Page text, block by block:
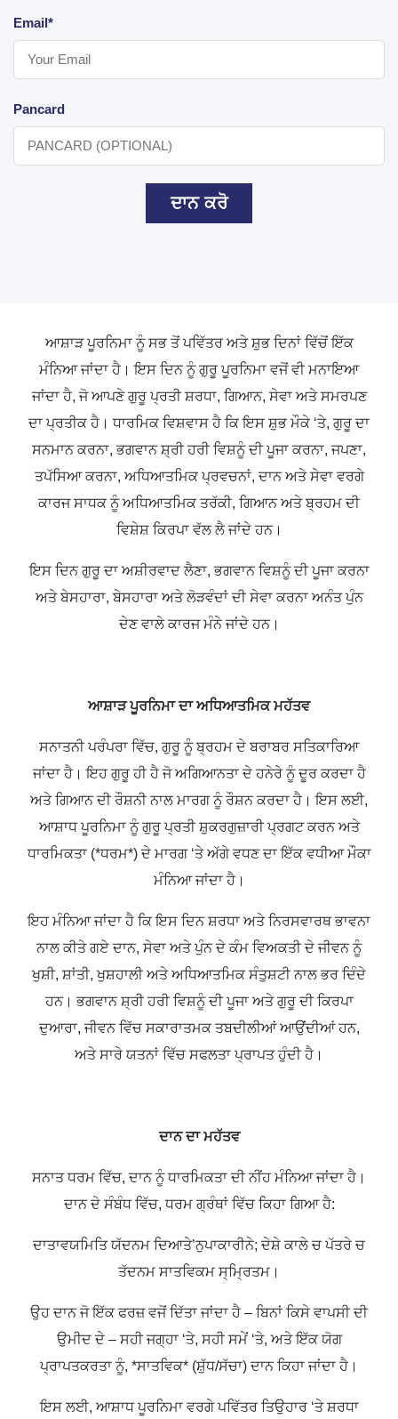
Email*
Pancard
ਦਾਨ ਕਰੋ
ਆਸ਼ਾੜ ਪੂਰਨਿਮਾ ਨੂੰ ਸਭ ਤੋਂ ਪਵਿੱਤਰ ਅਤੇ ਸ਼ੁਭ ਦਿਨਾਂ ਵਿੱਚੋਂ ਇੱਕ
ਮੰਨਿਆ ਜਾਂਦਾ ਹੈ। ਇਸ ਦਿਨ ਨੂੰ ਗੁਰੂ ਪੂਰਨਿਮਾ ਵਜੋਂ ਵੀ ਮਨਾਇਆ
ਜਾਂਦਾ ਹੈ, ਜੋ ਆਪਣੇ ਗੁਰੂ ਪ੍ਰਤੀ ਸ਼ਰਧਾ, ਗਿਆਨ, ਸੇਵਾ ਅਤੇ ਸਮਰਪਣ
ਦਾ ਪ੍ਰਤੀਕ ਹੈ। ਧਾਰਮਿਕ ਵਿਸ਼ਵਾਸ ਹੈ ਕਿ ਇਸ ਸ਼ੁਭ ਮੌਕੇ ‘ਤੇ, ਗੁਰੂ ਦਾ
ਸਨਮਾਨ ਕਰਨਾ, ਭਗਵਾਨ ਸ਼੍ਰੀ ਹਰੀ ਵਿਸ਼ਨੂੰ ਦੀ ਪੂਜਾ ਕਰਨਾ, ਜਪਣਾ,
ਤਪੱਸਿਆ ਕਰਨਾ, ਅਧਿਆਤਮਿਕ ਪ੍ਰਵਚਨਾਂ, ਦਾਨ ਅਤੇ ਸੇਵਾ ਵਰਗੇ
ਕਾਰਜ ਸਾਧਕ ਨੂੰ ਅਧਿਆਤਮਿਕ ਤਰੱਕੀ, ਗਿਆਨ ਅਤੇ ਬ੍ਰਹਮ ਦੀ
ਵਿਸ਼ੇਸ਼ ਕਿਰਪਾ ਵੱਲ ਲੈ ਜਾਂਦੇ ਹਨ।
ਇਸ ਦਿਨ ਗੁਰੂ ਦਾ ਅਸ਼ੀਰਵਾਦ ਲੈਣਾ, ਭਗਵਾਨ ਵਿਸ਼ਨੂੰ ਦੀ ਪੂਜਾ ਕਰਨਾ
ਅਤੇ ਬੇਸਹਾਰਾ, ਬੇਸਹਾਰਾ ਅਤੇ ਲੋੜਵੰਦਾਂ ਦੀ ਸੇਵਾ ਕਰਨਾ ਅਨੰਤ ਪੁੰਨ
ਦੇਣ ਵਾਲੇ ਕਾਰਜ ਮੰਨੇ ਜਾਂਦੇ ਹਨ।
ਆਸ਼ਾੜ ਪੂਰਨਿਮਾ ਦਾ ਅਧਿਆਤਮਿਕ ਮਹੱਤਵ
ਸਨਾਤਨੀ ਪਰੰਪਰਾ ਵਿੱਚ, ਗੁਰੂ ਨੂੰ ਬ੍ਰਹਮ ਦੇ ਬਰਾਬਰ ਸਤਿਕਾਰਿਆ
ਜਾਂਦਾ ਹੈ। ਇਹ ਗੁਰੂ ਹੀ ਹੈ ਜੋ ਅਗਿਆਨਤਾ ਦੇ ਹਨੇਰੇ ਨੂੰ ਦੂਰ ਕਰਦਾ ਹੈ
ਅਤੇ ਗਿਆਨ ਦੀ ਰੌਸ਼ਨੀ ਨਾਲ ਮਾਰਗ ਨੂੰ ਰੌਸ਼ਨ ਕਰਦਾ ਹੈ। ਇਸ ਲਈ,
ਆਸ਼ਾਧ ਪੂਰਨਿਮਾ ਨੂੰ ਗੁਰੂ ਪ੍ਰਤੀ ਸ਼ੁਕਰਗੁਜ਼ਾਰੀ ਪ੍ਰਗਟ ਕਰਨ ਅਤੇ
ਧਾਰਮਿਕਤਾ (*ਧਰਮ*) ਦੇ ਮਾਰਗ ‘ਤੇ ਅੱਗੇ ਵਧਣ ਦਾ ਇੱਕ ਵਧੀਆ ਮੌਕਾ
ਮੰਨਿਆ ਜਾਂਦਾ ਹੈ।
ਇਹ ਮੰਨਿਆ ਜਾਂਦਾ ਹੈ ਕਿ ਇਸ ਦਿਨ ਸ਼ਰਧਾ ਅਤੇ ਨਿਰਸਵਾਰਥ ਭਾਵਨਾ
ਨਾਲ ਕੀਤੇ ਗਏ ਦਾਨ, ਸੇਵਾ ਅਤੇ ਪੁੰਨ ਦੇ ਕੰਮ ਵਿਅਕਤੀ ਦੇ ਜੀਵਨ ਨੂੰ
ਖੁਸ਼ੀ, ਸ਼ਾਂਤੀ, ਖੁਸ਼ਹਾਲੀ ਅਤੇ ਅਧਿਆਤਮਿਕ ਸੰਤੁਸ਼ਟੀ ਨਾਲ ਭਰ ਦਿੰਦੇ
ਹਨ। ਭਗਵਾਨ ਸ਼੍ਰੀ ਹਰੀ ਵਿਸ਼ਨੂੰ ਦੀ ਪੂਜਾ ਅਤੇ ਗੁਰੂ ਦੀ ਕਿਰਪਾ
ਦੁਆਰਾ, ਜੀਵਨ ਵਿੱਚ ਸਕਾਰਾਤਮਕ ਤਬਦੀਲੀਆਂ ਆਉਂਦੀਆਂ ਹਨ,
ਅਤੇ ਸਾਰੇ ਯਤਨਾਂ ਵਿੱਚ ਸਫਲਤਾ ਪ੍ਰਾਪਤ ਹੁੰਦੀ ਹੈ।
ਦਾਨ ਦਾ ਮਹੱਤਵ
ਸਨਾਤ ਧਰਮ ਵਿੱਚ, ਦਾਨ ਨੂੰ ਧਾਰਮਿਕਤਾ ਦੀ ਨੀਂਹ ਮੰਨਿਆ ਜਾਂਦਾ ਹੈ।
ਦਾਨ ਦੇ ਸੰਬੰਧ ਵਿੱਚ, ਧਰਮ ਗ੍ਰੰਥਾਂ ਵਿੱਚ ਕਿਹਾ ਗਿਆ ਹੈ:
ਦਾਤਾਵਯਮਿਤਿ ਯੱਦਨਮ ਦਿਆਤੇ’ਨੁਪਾਕਾਰੀਨੇ; ਦੇਸ਼ੇ ਕਾਲੇ ਚ ਪੱਤਰੇ ਚ
ਤੱਦਨਮ ਸਾਤਵਿਕਮ ਸ੍ਮ੍ਰਿਤਮ।
ਉਹ ਦਾਨ ਜੋ ਇੱਕ ਫਰਜ਼ ਵਜੋਂ ਦਿੱਤਾ ਜਾਂਦਾ ਹੈ – ਬਿਨਾਂ ਕਿਸੇ ਵਾਪਸੀ ਦੀ
ਉਮੀਦ ਦੇ – ਸਹੀ ਜਗ੍ਹਾ ‘ਤੇ, ਸਹੀ ਸਮੇਂ ‘ਤੇ, ਅਤੇ ਇੱਕ ਯੋਗ
ਪ੍ਰਾਪਤਕਰਤਾ ਨੂੰ, *ਸਾਤਵਿਕ* (ਸ਼ੁੱਧ/ਸੱਚਾ) ਦਾਨ ਕਿਹਾ ਜਾਂਦਾ ਹੈ।
ਇਸ ਲਈ, ਆਸ਼ਾਧ ਪੂਰਨਿਮਾ ਵਰਗੇ ਪਵਿੱਤਰ ਤਿਉਹਾਰ ‘ਤੇ ਸ਼ਰਧਾ